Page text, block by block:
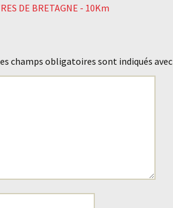
DE BRETAGNE - 10Km
champs obligatoires sont indiqués avec